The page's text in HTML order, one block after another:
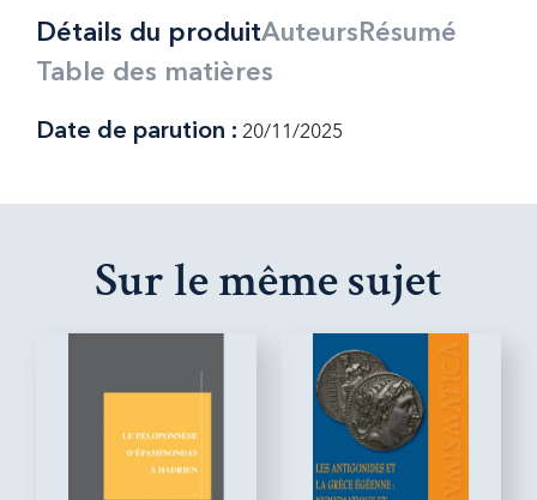
Détails du produitAuteurs Résumé
Table des matières
Date de parution : 20/11/2025
Sur le même sujet